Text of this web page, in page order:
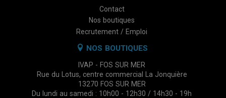
Contact
Nos boutiques
Recrutement / Emploi
NOS BOUTIQUES
IVAP - FOS SUR MER
Rue du Lotus, centre commercial La Jonquière
13270 FOS SUR MER
Du lundi au samedi : 10h00 - 12h30 / 14h30 - 19h